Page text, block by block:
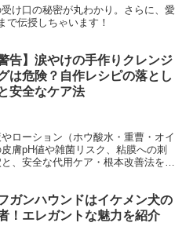
け口の秘密が丸わかり。さらに、愛
で伝授しちゃいます！
警告】涙やけの手作りクレンジ
は危険？自作レシピの落とし
安全なケア法
ローション（ホウ酸水・重曹・オイ
膚pH値や雑菌リスク、粘膜への刺
、安全な代用ケア・根本改善法を紹
ガンハウンドはイケメン犬の
！エレガントな魅力を紹介